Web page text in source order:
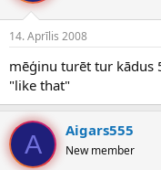
14. Aprīlis 2008
mēģinu turēt tur kādus
"like that"
A Aigars555
New member